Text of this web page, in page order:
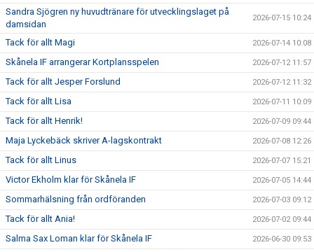
Sandra Sjögren ny huvudtränare för utvecklingslaget på
damsidan
2026-07-15 10:24
Tack för allt Magi 2026-07-14 10:08
Skånela IF arrangerar Kortplansspelen 2026-07-12 11:57
Tack för allt Jesper Forslund 2026-07-12 11:32
Tack för allt Lisa 2026-07-11 10:09
Tack för allt Henrik! 2026-07-09 09:44
Maja Lyckebäck skriver A-lagskontrakt 2026-07-08 12:26
Tack för allt Linus 2026-07-07 15:21
Victor Ekholm klar för Skånela IF 2026-07-05 14:44
Sommarhälsning från ordföranden 2026-07-03 09:12
Tack för allt Ania! 2026-07-02 09:44
Salma Sax Loman klar för Skånela IF 2026-06-30 09:53